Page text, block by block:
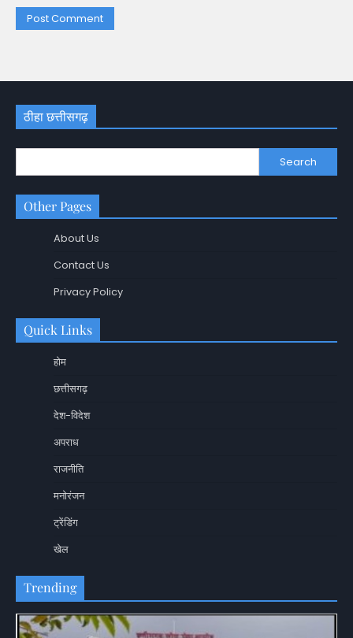
ठीहा छत्तीसगढ़
Search
Other Pages
About Us
Contact Us
Privacy Policy
Quick Links
होम
छत्तीसगढ़
देश-विदेश
अपराध
राजनीति
मनोरंजन
ट्रेंडिंग
खेल
Trending